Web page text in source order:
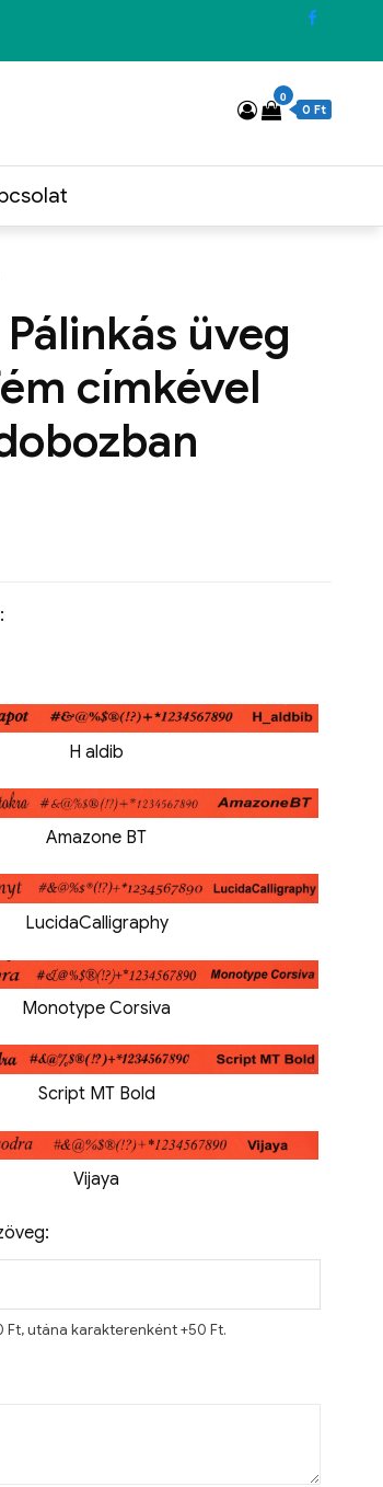
0
0 Ft
üveg
címkével
H aldib
Amazone BT
LucidaCalligraphy
Monotype Corsiva
Script MT Bold
Vijaya
utána karakterenként +50 Ft.